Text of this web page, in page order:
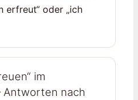
erfreut“ oder „ich
im
Antworten nach